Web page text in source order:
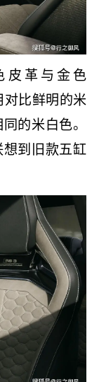
皮革与金色
比鲜明的米
的米白色。
到旧款五缸